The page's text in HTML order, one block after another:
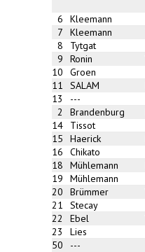
6 Kleemann
7
Kleemann
8
Tytgat
9
Ronin
10
Groen
11
SALAM
13
---
2
Brandenburg
14
Tissot
15
Haerick
16
Chikato
18
Mühlemann
19
Mühlemann
20
Brümmer
21
Stecay
22
Ebel
23
Lies
50
---